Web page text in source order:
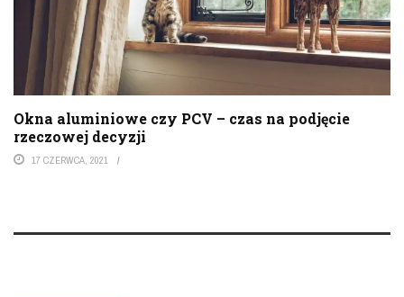
Okna aluminiowe czy PCV – czas na podjęcie
rzeczowej decyzji
17 CZERWCA, 2021